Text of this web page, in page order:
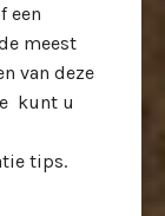
een
meest
van deze
kunt u
tips.